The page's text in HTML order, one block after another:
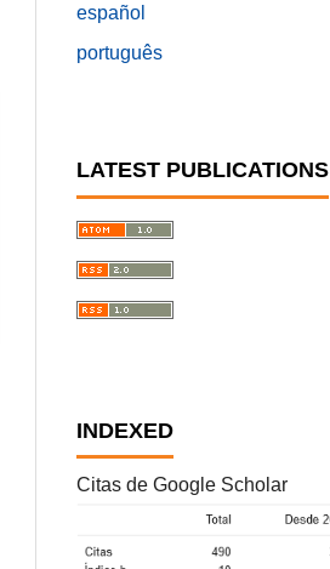
español
português
LATEST PUBLICATIONS
INDEXED
Citas de Google Scholar